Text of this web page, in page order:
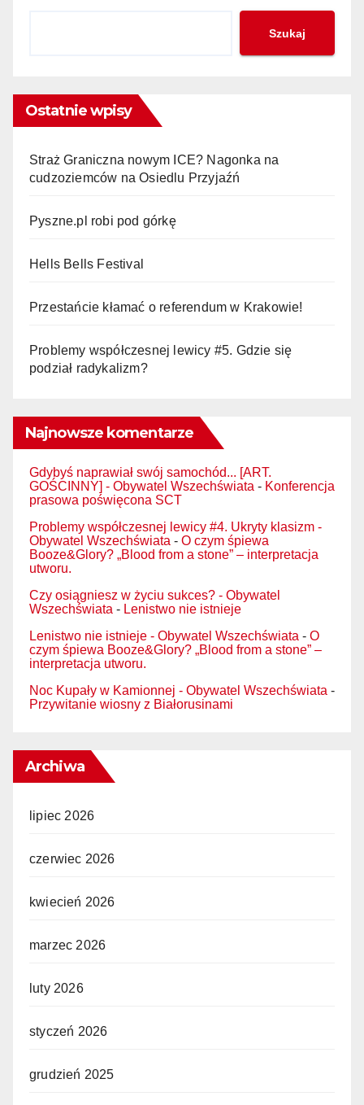
Szukaj
Ostatnie wpisy
Straż Graniczna nowym ICE? Nagonka na
cudzoziemców na Osiedlu Przyjaźń
Pyszne.pl robi pod górkę
Hells Bells Festival
Przestańcie kłamać o referendum w Krakowie!
Problemy współczesnej lewicy #5. Gdzie się
podział radykalizm?
Najnowsze komentarze
Gdybyś naprawiał swój samochód... [ART.
GOŚCINNY] - Obywatel Wszechświata - Konferencja
prasowa poświęcona SCT
Problemy współczesnej lewicy #4. Ukryty klasizm -
Obywatel Wszechświata - O czym śpiewa
Booze&Glory? „Blood from a stone” – interpretacja
utworu.
Czy osiągniesz w życiu sukces? - Obywatel
Wszechświata - Lenistwo nie istnieje
Lenistwo nie istnieje - Obywatel Wszechświata - O
czym śpiewa Booze&Glory? „Blood from a stone” –
interpretacja utworu.
Noc Kupały w Kamionnej - Obywatel Wszechświata -
Przywitanie wiosny z Białorusinami
Archiwa
lipiec 2026
czerwiec 2026
kwiecień 2026
marzec 2026
luty 2026
styczeń 2026
grudzień 2025